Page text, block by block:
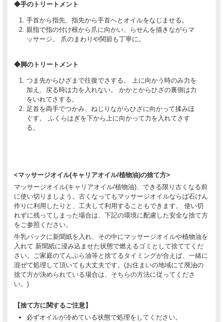
◆手のトリートメント
手首から指先、指先から手首へとオイルをなじませる。
親指で指の付け根から爪に向かい、らせんを描きながらマ
ッサージ。 爪のまわりや関節も丁寧に。
◆脚のトリートメント
つま先からひざまで往復でさする。 上に向かう時のみ力を
加え、戻る時は力を入れない。 かかとからひざの裏側は力
をいれてさする。
足首を両手でつかみ、ねじりながらひざに向かって揉みほ
ぐす。 ふくらはぎを下から上に向かって力を入れてさす
る。
<マッサージオイル(キャリアオイル/植物油)の捨て方>
マッサージオイル(キャリアオイル/植物油)、できる限り古くなる前
に使い切りましよう。古くなってもマッサージオイルならば石けん
作りに利用したりと、工夫して利用することもできます。 使い切
れずに残ってしまった場合は、下記の環境に配慮した安全な捨て方
をご参照ください。
牛乳パックに新聞紙を入れ、その中にマッサージオイルや植物油を
入れて 新聞紙に浸み込ませた状態で燃えるゴミとして捨ててくだ
さい。ご家庭のてんぷら油等と捨てるタイミングが合えば、一緒に
混ぜて処理して頂いても大丈夫です。(お住まいの地域にて廃油の
捨て方が決められている場合は、そちらの方法に従ってくださ
い。)
【捨て方に関するご注意】
必ずオイルが冷めている状態で処理をしてください。